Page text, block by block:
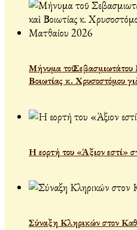
Μήνυμα τοῦ
Βοιωτίας κ. Χρυσοστόμου
Η εορτή του «Άξιον εστί»
Σύναξη Κληρικών στον